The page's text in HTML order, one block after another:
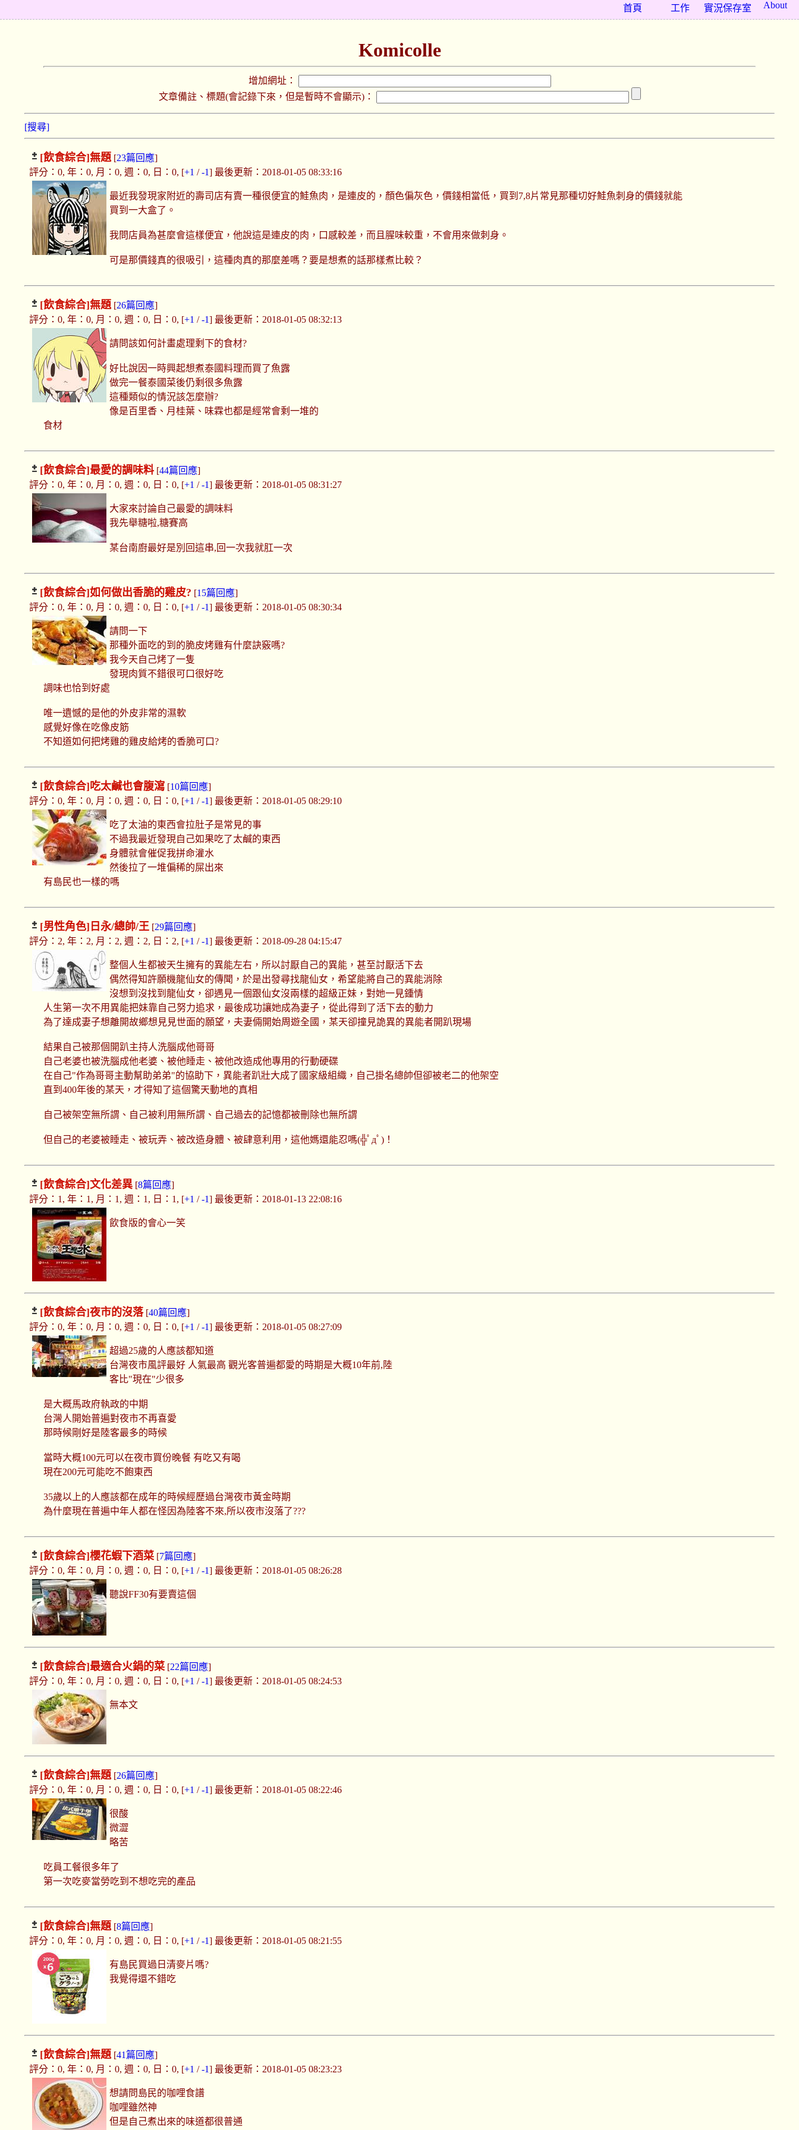
About
實況保存室
工作
首頁
Komicolle
增加網址：
文章備註、標題(會記錄下來，但是暫時不會顯示)：
[搜尋]
[飲食綜合]無題 [23篇回應]
評分：0, 年：0, 月：0, 週：0, 日：0, [+1 /-1] 最後更新：2018-01-05 08:33:16
最近我發現家附近的壽司店有賣一種很便宜的鮭魚肉，是連皮的，顏色偏灰色，價錢相當低，買到7,8片常見那種切好鮭魚刺身的價錢就能
買到一大盒了。
我問店員為甚麼會這樣便宜，他說這是連皮的肉，口感較差，而且腥味較重，不會用來做刺身。
可是那價錢真的很吸引，這種肉真的那麼差嗎？要是想煮的話那樣煮比較？
[飲食綜合]無題 [26篇回應]
評分：0, 年：0, 月：0, 週：0, 日：0, [+1 /-1] 最後更新：2018-01-05 08:32:13
請問該如何計畫處理剩下的食材?
好比說因一時興起想煮泰國料理而買了魚露
做完一餐泰國菜後仍剩很多魚露
這種類似的情況該怎麼辦?
像是百里香、月桂葉、味霖也都是經常會剩一堆的
食材
[飲食綜合]最愛的調味料[44篇回應]
評分：0, 年：0, 月：0, 週：0, 日：0, [+1 /-1] 最後更新：2018-01-05 08:31:27
大家來討論自己最愛的調味料
我先舉糖啦,糖賽高
某台南廚最好是別回這串,回一次我就肛一次
[飲食綜合]如何做出香脆的雞皮? [15篇回應]
評分：0, 年：0, 月：0, 週：0, 日：0, [+1 /-1] 最後更新：2018-01-05 08:30:34
請問一下
那種外面吃的到的脆皮烤雞有什麼訣竅嗎?
我今天自己烤了一隻
發現肉質不錯很可口很好吃
調味也恰到好處
唯一遺憾的是他的外皮非常的濕軟
感覺好像在吃像皮筋
不知道如何把烤雞的雞皮給烤的香脆可口?
[飲食綜合]吃太鹹也會腹瀉 [10篇回應]
評分：0, 年：0, 月：0, 週：0, 日：0, [+1 /-1] 最後更新：2018-01-05 08:29:10
吃了太油的東西會拉肚子是常見的事
不過我最近發現自己如果吃了太鹹的東西
身體就會催促我拼命灌水
然後拉了一堆偏稀的屎出來
有島民也一樣的嗎
[男性角色] 日永/總帥/王 [29篇回應]
評分：2, 年：2, 月：2, 週：2, 日：2, [+1 /-1] 最後更新：2018-09-28 04:15:47
整個人生都被天生擁有的異能左右，所以討厭自己的異能，甚至討厭活下去
偶然得知許願機龍仙女的傳聞，於是出發尋找龍仙女，希望能將自己的異能消除
沒想到沒找到龍仙女，卻遇見一個跟仙女沒兩樣的超級正妹，對她一見鍾情
人生第一次不用異能把妹靠自己努力追求，最後成功讓她成為妻子，從此得到了活下去的動力
為了達成妻子想離開故鄉想見見世面的願望，夫妻倆開始周遊全國，某天卻撞見詭異的異能者開趴現場
結果自己被那個開趴主持人洗腦成他哥哥
自己老婆也被洗腦成他老婆、被他睡走、被他改造成他專用的行動硬碟
在自己"作為哥哥主動幫助弟弟"的協助下，異能者趴壯大成了國家級組織，自己掛名總帥但卻被老二的他架空
直到400年後的某天，才得知了這個驚天動地的真相
自己被架空無所謂、自己被利用無所謂、自己過去的記憶都被刪除也無所謂
但自己的老婆被睡走、被玩弄、被改造身體、被肆意利用，這他媽還能忍嗎(╬ﾟдﾟ)！
[飲食綜合]文化差異 [8篇回應]
評分：1, 年：1, 月：1, 週：1, 日：1, [+1 /-1] 最後更新：2018-01-13 22:08:16
飲食版的會心一笑
[飲食綜合]夜市的沒落[40篇回應]
評分：0, 年：0, 月：0, 週：0, 日：0, [+1 /-1] 最後更新：2018-01-05 08:27:09
超過25歲的人應該都知道
台灣夜市風評最好 人氣最高 觀光客普遍都愛的時期是大概10年前,陸
客比"現在"少很多
是大概馬政府執政的中期
台灣人開始普遍對夜市不再喜愛
那時候剛好是陸客最多的時候
當時大概100元可以在夜市買份晚餐 有吃又有喝
現在200元可能吃不飽東西
35歲以上的人應該都在成年的時候經歷過台灣夜市黃金時期
為什麼現在普遍中年人都在怪因為陸客不來,所以夜市沒落了???
[飲食綜合]櫻花蝦下酒菜 [7篇回應]
評分：0, 年：0, 月：0, 週：0, 日：0, [+1 /-1] 最後更新：2018-01-05 08:26:28
聽說FF30有要賣這個
[飲食綜合]最適合火鍋的菜 [22篇回應]
評分：0, 年：0, 月：0, 週：0, 日：0, [+1 /-1] 最後更新：2018-01-05 08:24:53
無本文
[飲食綜合]無題 [26篇回應]
評分：0, 年：0, 月：0, 週：0, 日：0, [+1 /-1] 最後更新：2018-01-05 08:22:46
很酸
微澀
略苦
吃員工餐很多年了
第一次吃麥當勞吃到不想吃完的產品
[飲食綜合]無題 [8篇回應]
評分：0, 年：0, 月：0, 週：0, 日：0, [+1 /-1] 最後更新：2018-01-05 08:21:55
有島民買過日清麥片嗎?
我覺得還不錯吃
[飲食綜合]無題 [41篇回應]
評分：0, 年：0, 月：0, 週：0, 日：0, [+1 /-1] 最後更新：2018-01-05 08:23:23
想請問島民的咖哩食譜
咖哩雖然神
但是自己煮出來的味道都很普通